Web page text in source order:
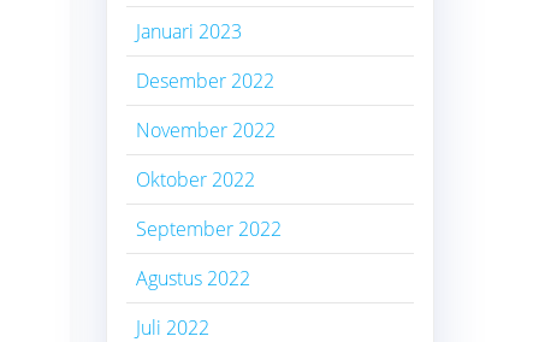
Januari 2023
Desember 2022
November 2022
Oktober 2022
September 2022
Agustus 2022
Juli 2022